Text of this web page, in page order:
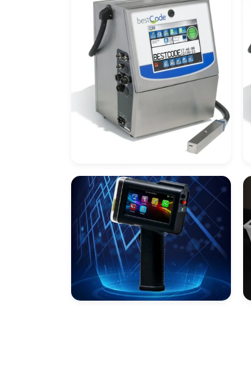
Datador Automático
Inkjet